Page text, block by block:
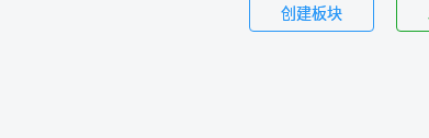
创建板块